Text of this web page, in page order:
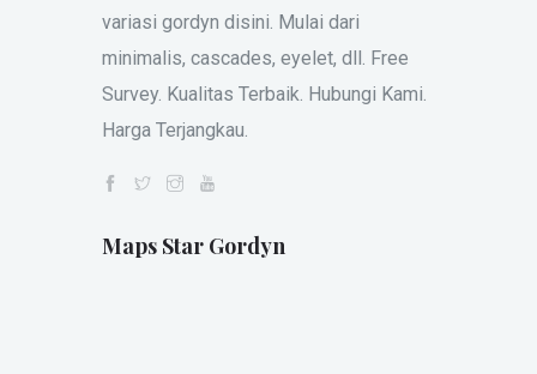
variasi gordyn disini. Mulai dari
minimalis, cascades, eyelet, dll. Free
Survey. Kualitas Terbaik. Hubungi Kami.
Harga Terjangkau.
Maps Star Gordyn